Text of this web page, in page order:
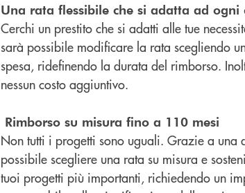
Una rata flessibile che si adatta ad ogni
Cerchi un prestito che si adatti alle tue
sarà possibile modificare la rata scegliendo
spesa, ridefinendo la durata del rimborso.
nessun costo aggiuntivo.
Rimborso su misura fino a 110 mesi
Non tutti i progetti sono uguali. Grazie a una
possibile scegliere una rata su misura e
tuoi progetti più importanti, richiedendo un